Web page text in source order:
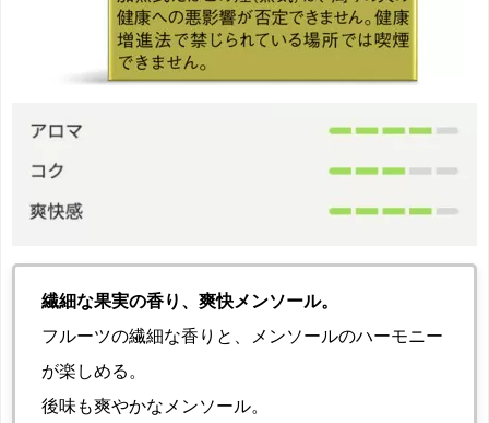
繊細な果実の香り、爽快メンソール。
フルーツの繊細な香りと、メンソールのハーモニー
が楽しめる。
後味も爽やかなメンソール。